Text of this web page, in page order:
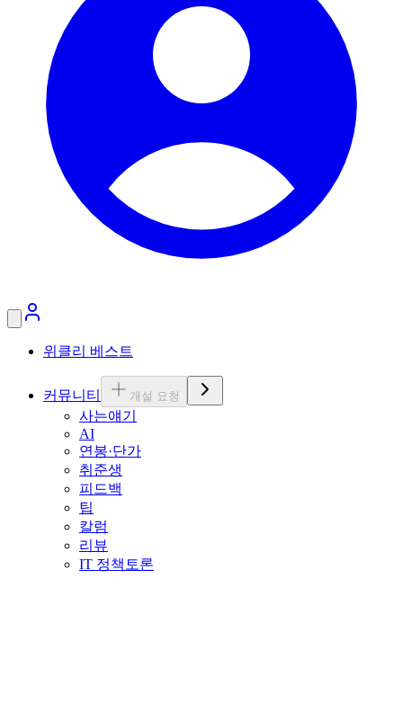
위클리 베스트
커뮤니티 개설 요청
사는얘기
AI
연봉·단가
취준생
피드백
팁
칼럼
리뷰
IT 정책토론